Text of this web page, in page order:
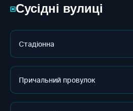
▣Сусідні вулиці
Стадіонна
Причальний провулок